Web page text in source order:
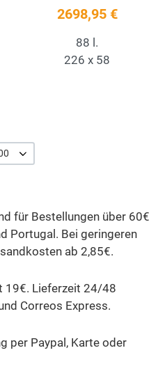
2698,95 €
88 l.
226 x 58
für Bestellungen über 60€
Portugal. Bei geringeren
ab 2,85€.
19€. Lieferzeit 24/48
Correos Express.
per Paypal, Karte oder